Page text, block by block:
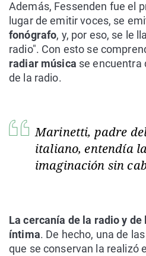
Además, Fessenden fue el
lugar de emitir voces, se
fonógrafo, y, por eso, se le
radio". Con esto se
radiar música se encuentra
de la radio.
Marinetti, padre
italiano, entendía
imaginación sin
La cercanía de la radio y
íntima. De hecho, una de las
que se conservan la realizó